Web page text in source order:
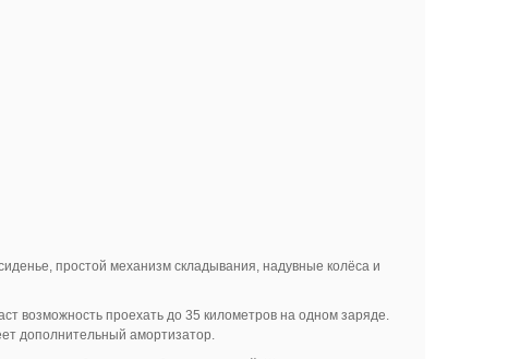
простой механизм складывания, надувные колёса и
возможность проехать до 35 километров на одном заряде.
дополнительный амортизатор.